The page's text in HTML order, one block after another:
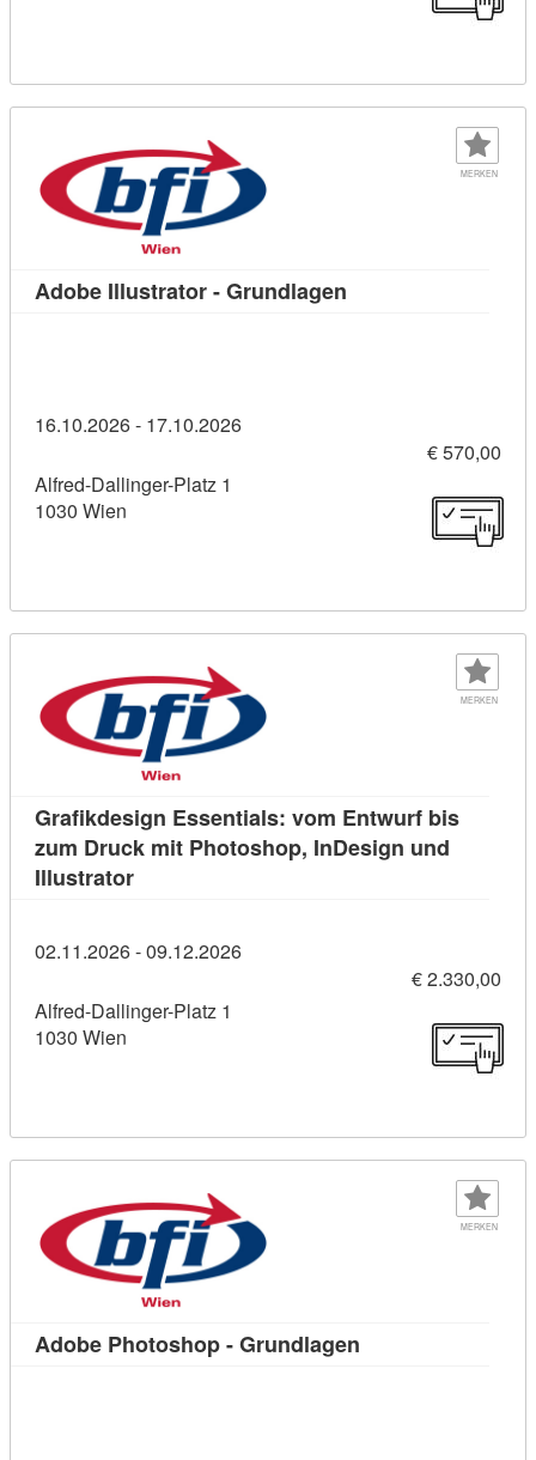
MERKEN
Adobe Illustrator - Grundlagen
16.10.2026 - 17.10.2026
€ 570,00
Alfred-Dallinger-Platz 1
1030 Wien
MERKEN
Grafikdesign Essentials: vom Entwurf bis
zum Druck mit Photoshop, InDesign und
IllustratorKursdetail: Grafikdesign Essentials: vom
02.11.2026 - 09.12.2026
€ 2.330,00
Alfred-Dallinger-Platz 1
1030 Wien
MERKEN
Adobe Photoshop - Grundlagen